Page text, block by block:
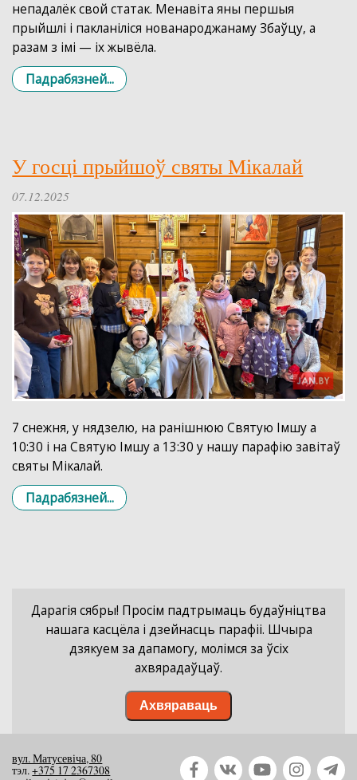
непадалёк свой статак. Менавіта яны першыя
прыйшлі і пакланіліся нованароджанаму Збаўцу, а
разам з імі — іх жывёла.
Падрабязней...
У госці прыйшоў святы Мікалай
07.12.2025
7 снежня, у нядзелю, на ранішнюю Святую Імшу а
10:30 і на Святую Імшу а 13:30 у нашу парафію завітаў
святы Мікалай.
Падрабязней...
Дарагія сябры! Просім падтрымаць будаўніцтва
нашага касцёла і дзейнасць парафіі. Шчыра
дзякуем за дапамогу, молімся за ўсіх
ахвярадаўцаў.
Ахвяраваць
вул. Матусевіча, 80
тэл.+375 17 2367308